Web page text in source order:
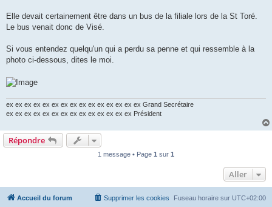
Elle devait certainement être dans un bus de la filiale lors de la St Toré.
Le bus venait donc de Visé.
Si vous entendez quelqu'un qui a perdu sa penne et qui ressemble à la
photo ci-dessous, dites le moi.
ex ex ex ex ex ex ex ex ex ex ex ex ex ex ex Grand Secrétaire
ex ex ex ex ex ex ex ex ex ex ex ex ex ex Président
Répondre
1 message • Page 1 sur 1
Aller
Accueil du forum Fuseau horaire sur UTC+02:00
Supprimer les cookies